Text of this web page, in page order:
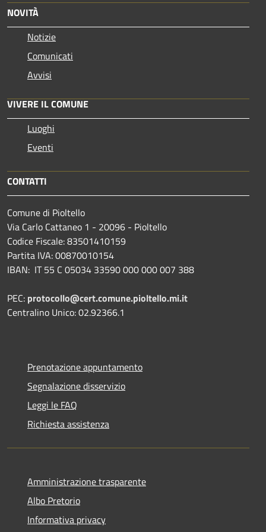
NOVITÀ
Notizie
Comunicati
Avvisi
VIVERE IL COMUNE
Luoghi
Eventi
CONTATTI
Comune di Pioltello
Via Carlo Cattaneo 1 - 20096 - Pioltello
Codice Fiscale: 83501410159
Partita IVA: 00870010154
IBAN: IT 55 C 05034 33590 000 000 007 388
PEC: protocollo@cert.comune.pioltello.mi.it
Centralino Unico: 02.92366.1
Prenotazione appuntamento
Segnalazione disservizio
Leggi le FAQ
Richiesta assistenza
Amministrazione trasparente
Albo Pretorio
Informativa privacy